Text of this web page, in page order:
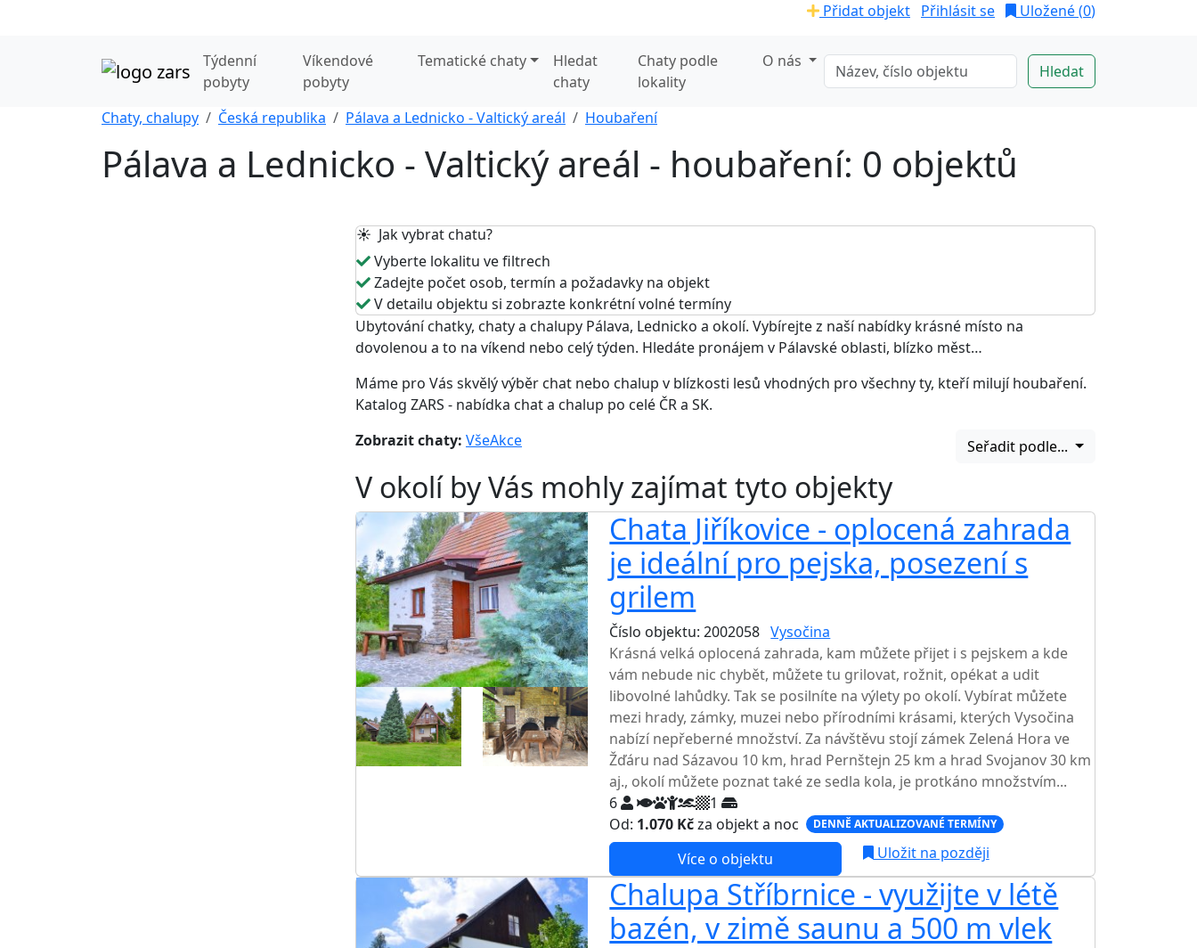
Přidat objekt Přihlásit se Uložené (0)
Týdenní
pobyty
Víkendové
pobyty
Tematické chaty
Hledat
chaty
Chaty podle
lokality
O nás
Chaty, chalupy Česká republika Pálava a Lednicko - Valtický areál Houbaření
Pálava a Lednicko - Valtický areál - houbaření: 0 objektů
☀️ Jak vybrat chatu?
Vyberte lokalitu ve filtrech
Zadejte počet osob, termín a požadavky na objekt
V detailu objektu si zobrazte konkrétní volné termíny
Ubytování chatky, chaty a chalupy Pálava, Lednicko a okolí. Vybírejte z naší nabídky krásné místo na
dovolenou a to na víkend nebo celý týden. Hledáte pronájem v Pálavské oblasti, blízko měst…
Máme pro Vás skvělý výběr chat nebo chalup v blízkosti lesů vhodných pro všechny ty, kteří milují houbaření.
Katalog ZARS - nabídka chat a chalup po celé ČR a SK.
Zobrazit chaty: VšeAkce Seřadit podle...
V okolí by Vás mohly zajímat tyto objekty
Chata Jiříkovice - oplocená zahrada
je ideální pro pejska, posezení s
grilem
Číslo objektu: 2002058 Vysočina
Krásná velká oplocená zahrada, kam můžete přijet i s pejskem a kde
vám nebude nic chybět, můžete tu grilovat, rožnit, opékat a udit
libovolné lahůdky. Tak se posilníte na výlety po okolí. Vybírat můžete
mezi hrady, zámky, muzei nebo přírodními krásami, kterých Vysočina
nabízí nepřeberné množství. Za návštěvu stojí zámek Zelená Hora ve
Žďáru nad Sázavou 10 km, hrad Pernštejn 25 km a hrad Svojanov 30 km
aj., okolí můžete poznat také ze sedla kola, je protkáno množstvím...
6
1
Od: 1.070 Kčza objekt a noc DENNĚ AKTUALIZOVANÉ TERMÍNY
Více o objektu Uložit na později
Chalupa Stříbrnice - využijte v létě
bazén, v zimě saunu a 500 m vlek